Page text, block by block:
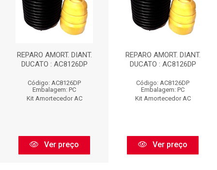
REPARO AMORT. DIANT.
DUCATO : AC8126DP
Código: AC8126DP
Embalagem: PC
Kit Amortecedor AC
Ver preço
REPARO AMORT. DIANT.
DUCATO : AC8126DP
Código: AC8126DP
Embalagem: PC
Kit Amortecedor AC
Ver preço